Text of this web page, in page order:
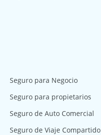
Seguro para Negocio
Seguro para propietarios
Seguro de Auto Comercial
Seguro de Viaje Compartido